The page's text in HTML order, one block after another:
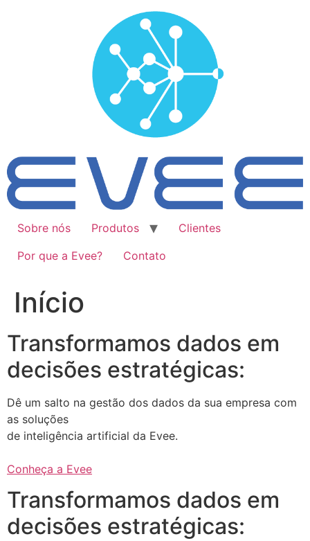
Sobre nós Produtos
Clientes
Por que a Evee?
Contato
Início
Transformamos dados em
decisões estratégicas:
Dê um salto na gestão dos dados da sua empresa com
as soluções
de inteligência artificial da Evee.
Conheça a Evee
Transformamos dados em
decisões estratégicas: